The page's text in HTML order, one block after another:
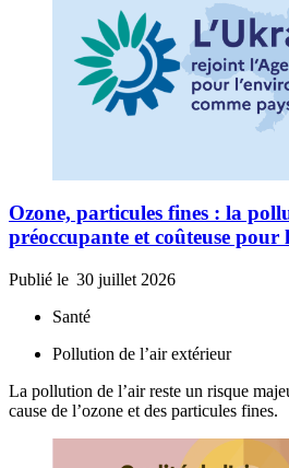
Ozone, particules fines : la
préoccupante et coûteuse pour
Publié le 30 juillet 2026
Santé
Pollution de l’air extérieur
La pollution de l’air reste un risque
cause de l’ozone et des particules fines.